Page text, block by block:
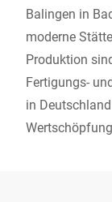
Balingen in
moderne
Produktion
Fertigungs-
in